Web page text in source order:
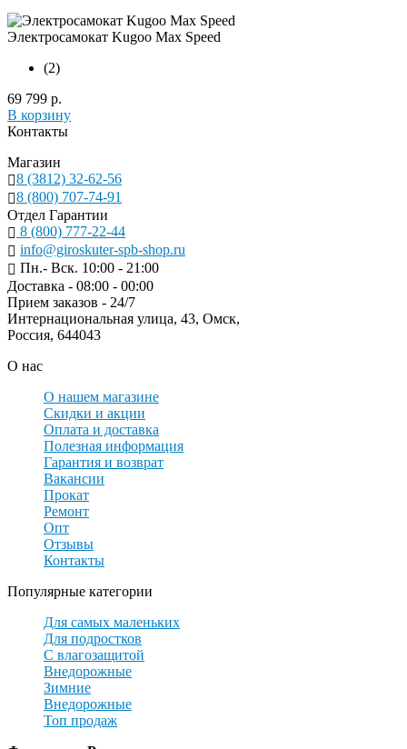
Электросамокат Kugoo Max Speed
(2)
69 799 р.
В корзину
Контакты
Магазин
8 (3812) 32-62-56
8 (800) 707-74-91
Отдел Гарантии
8 (800) 777-22-44
info@giroskuter-spb-shop.ru
Пн.- Вск. 10:00 - 21:00
Доставка - 08:00 - 00:00
Прием заказов - 24/7
Интернациональная улица, 43, Омск,
Россия, 644043
О нас
О нашем магазине
Скидки и акции
Оплата и доставка
Полезная информация
Гарантия и возврат
Вакансии
Прокат
Ремонт
Опт
Отзывы
Контакты
Популярные категории
Для самых маленьких
Для подростков
С влагозащитой
Внедорожные
Зимние
Внедорожные
Топ продаж